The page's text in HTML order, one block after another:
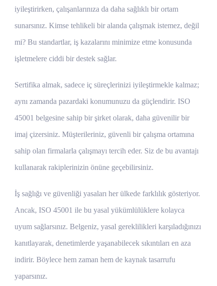
iyileştirirken, çalışanlarınıza da daha sağlıklı bir ortam
sunarsınız. Kimse tehlikeli bir alanda çalışmak istemez, değil
mi? Bu standartlar, iş kazalarını minimize etme konusunda
işletmelere ciddi bir destek sağlar.
Sertifika almak, sadece iç süreçlerinizi iyileştirmekle kalmaz;
aynı zamanda pazardaki konumunuzu da güçlendirir. ISO
45001 belgesine sahip bir şirket olarak, daha güvenilir bir
imaj çizersiniz. Müşterileriniz, güvenli bir çalışma ortamına
sahip olan firmalarla çalışmayı tercih eder. Siz de bu avantajı
kullanarak rakiplerinizin önüne geçebilirsiniz.
İş sağlığı ve güvenliği yasaları her ülkede farklılık gösteriyor.
Ancak, ISO 45001 ile bu yasal yükümlülüklere kolayca
uyum sağlarsınız. Belgeniz, yasal gereklilikleri karşıladığınızı
kanıtlayarak, denetimlerde yaşanabilecek sıkıntıları en aza
indirir. Böylece hem zaman hem de kaynak tasarrufu
yaparsınız.